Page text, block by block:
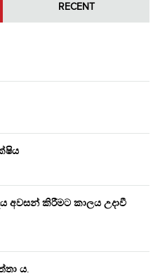
RECENT
අවසන් කිරීමට කාලය උදාවී
ය.